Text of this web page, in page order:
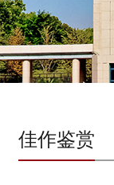
佳作鉴赏